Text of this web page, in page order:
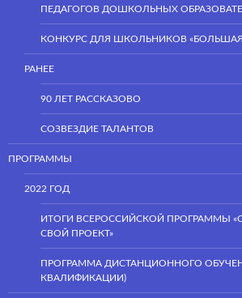
ПЕДАГОГОВ ДОШКОЛЬНЫХ
КОНКУРС ДЛЯ ШКОЛЬНИКОВ «БОЛЬШАЯ
РАНЕЕ
90 ЛЕТ РАССКАЗОВО
СОЗВЕЗДИЕ ТАЛАНТОВ
ПРОГРАММЫ
2022 ГОД
ИТОГИ ВСЕРОССИЙСКОЙ ПРОГРАММЫ
СВОЙ ПРОЕКТ»
ПРОГРАММА ДИСТАНЦИОННОГО
КВАЛИФИКАЦИИ)